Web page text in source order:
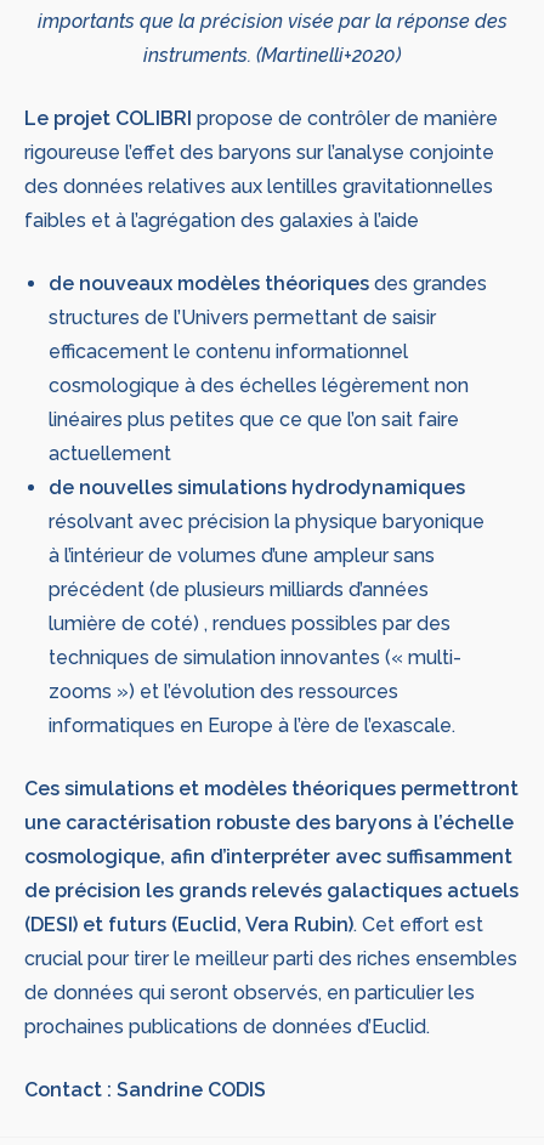
importants que la précision visée par la réponse des
instruments. (Martinelli+2020)
Le projet COLIBRI propose de contrôler de manière
rigoureuse l’effet des baryons sur l’analyse conjointe
des données relatives aux lentilles gravitationnelles
faibles et à l’agrégation des galaxies à l’aide
de nouveaux modèles théoriques des grandes
structures de l’Univers permettant de saisir
efficacement le contenu informationnel
cosmologique à des échelles légèrement non
linéaires plus petites que ce que l’on sait faire
actuellement
de nouvelles simulations hydrodynamiques
résolvant avec précision la physique baryonique
à l’intérieur de volumes d’une ampleur sans
précédent (de plusieurs milliards d’années
lumière de coté) , rendues possibles par des
techniques de simulation innovantes (« multi-
zooms ») et l’évolution des ressources
informatiques en Europe à l’ère de l’exascale.
Ces simulations et modèles théoriques permettront
une caractérisation robuste des baryons à l’échelle
cosmologique, afin d’interpréter avec suffisamment
de précision les grands relevés galactiques actuels
(DESI) et futurs (Euclid, Vera Rubin). Cet effort est
crucial pour tirer le meilleur parti des riches ensembles
de données qui seront observés, en particulier les
prochaines publications de données d’Euclid.
Contact : Sandrine CODIS